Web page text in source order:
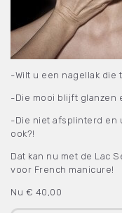
-Wilt u een nagellak
-Die mooi blijft glanzen
-Die niet afsplinterd en
ook?!
Dat kan nu met de Lac
voor French manicure!
Nu € 40,00